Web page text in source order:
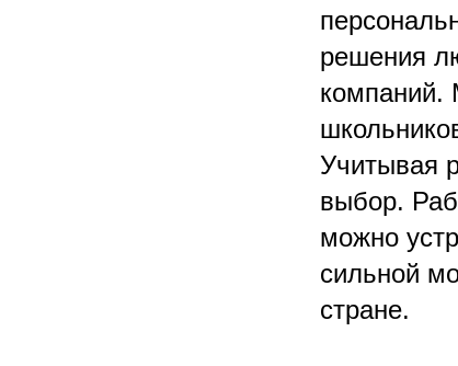
решения
компаний.
Учитывая
выбор.
можно
сильной
стране.